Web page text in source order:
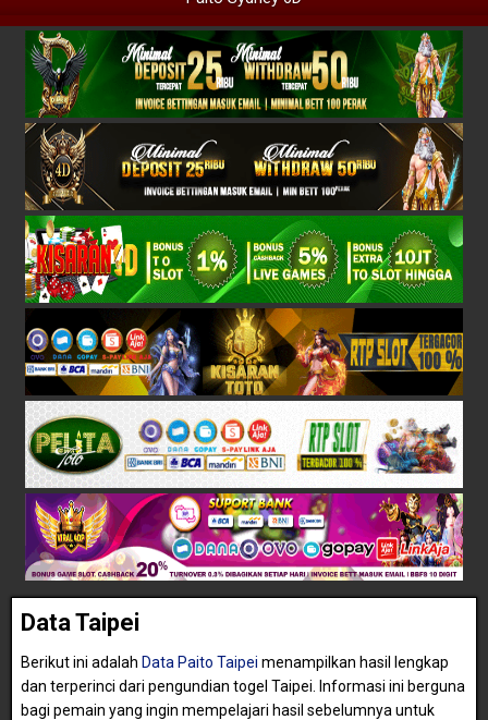
Data Taipei
Berikut ini adalah Data Paito Taipei menampilkan hasil lengkap
dan terperinci dari pengundian togel Taipei. Informasi ini berguna
bagi pemain yang ingin mempelajari hasil sebelumnya untuk